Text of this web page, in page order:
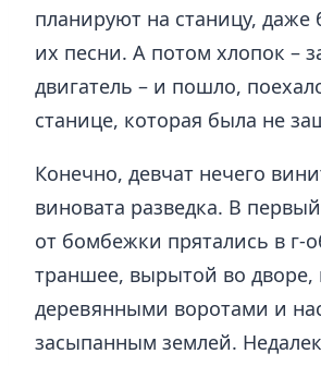
планируют на станицу,
их песни. А потом хлопок –
двигатель – и пошло,
станице, которая была не
Конечно, девчат нечего
виновата разведка. В
от бомбежки прятались в г-
траншее, вырытой во дворе,
деревянными воротами и
засыпанным землей.